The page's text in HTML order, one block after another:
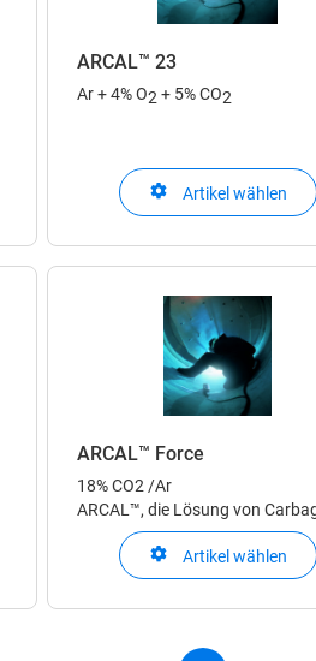
ARCAL™ 23
Ar + 4% O2 + 5% CO2
ARCAL™, die Lösung von
für Schweiss-Schutzgase zum
Lichtbogenschweissen
Artikel wählen
ARCAL™ Force
18% CO2 /Ar
ARCAL™, die Lösung von
für Schweiss-Schutzgase zum
Lichtbogenschweissen
Artikel wählen